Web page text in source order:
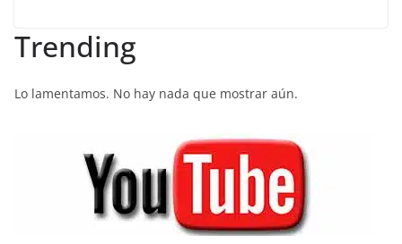
Trending
Lo lamentamos. No hay nada que mostrar aún.